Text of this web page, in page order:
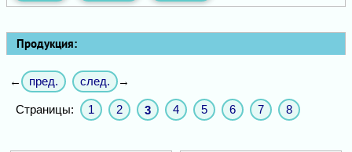
Продукция:
← пред. след. →
Страницы: 1 2 3 4 5 6 7 8